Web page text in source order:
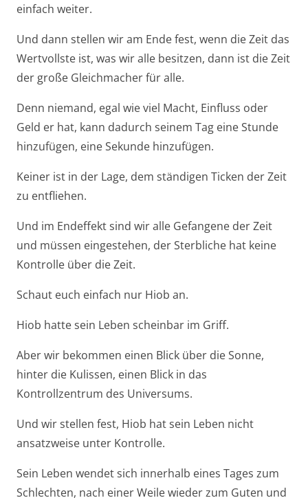
einfach weiter.
Und dann stellen wir am Ende fest, wenn die Zeit das
Wertvollste ist, was wir alle besitzen, dann ist die Zeit
der große Gleichmacher für alle.
Denn niemand, egal wie viel Macht, Einfluss oder
Geld er hat, kann dadurch seinem Tag eine Stunde
hinzufügen, eine Sekunde hinzufügen.
Keiner ist in der Lage, dem ständigen Ticken der Zeit
zu entfliehen.
Und im Endeffekt sind wir alle Gefangene der Zeit
und müssen eingestehen, der Sterbliche hat keine
Kontrolle über die Zeit.
Schaut euch einfach nur Hiob an.
Hiob hatte sein Leben scheinbar im Griff.
Aber wir bekommen einen Blick über die Sonne,
hinter die Kulissen, einen Blick in das
Kontrollzentrum des Universums.
Und wir stellen fest, Hiob hat sein Leben nicht
ansatzweise unter Kontrolle.
Sein Leben wendet sich innerhalb eines Tages zum
Schlechten, nach einer Weile wieder zum Guten und